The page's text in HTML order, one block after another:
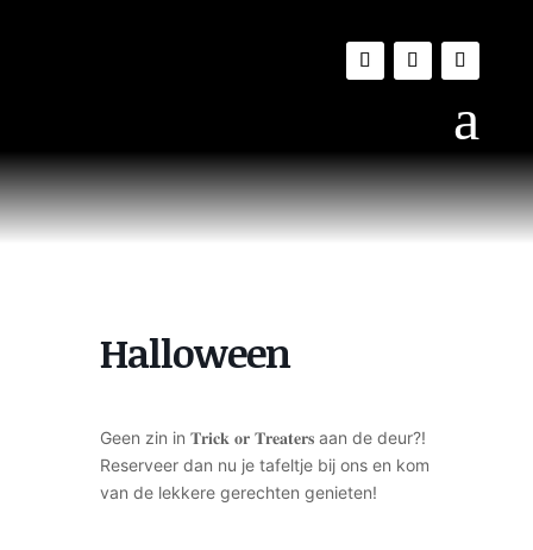
a
Halloween
Geen zin in 𝐓𝐫𝐢𝐜𝐤 𝐨𝐫 𝐓𝐫𝐞𝐚𝐭𝐞𝐫𝐬 aan de deur?!
Reserveer dan nu je tafeltje bij ons en kom
van de lekkere gerechten genieten!